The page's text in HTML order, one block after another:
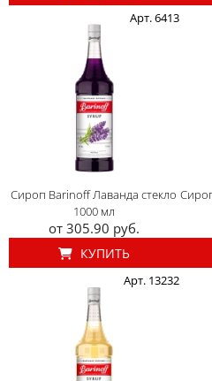
Арт. 6413
Сироп Barinoff Лаванда стекло
1000 мл
от 305.90 руб.
КУПИТЬ
Арт. 13232